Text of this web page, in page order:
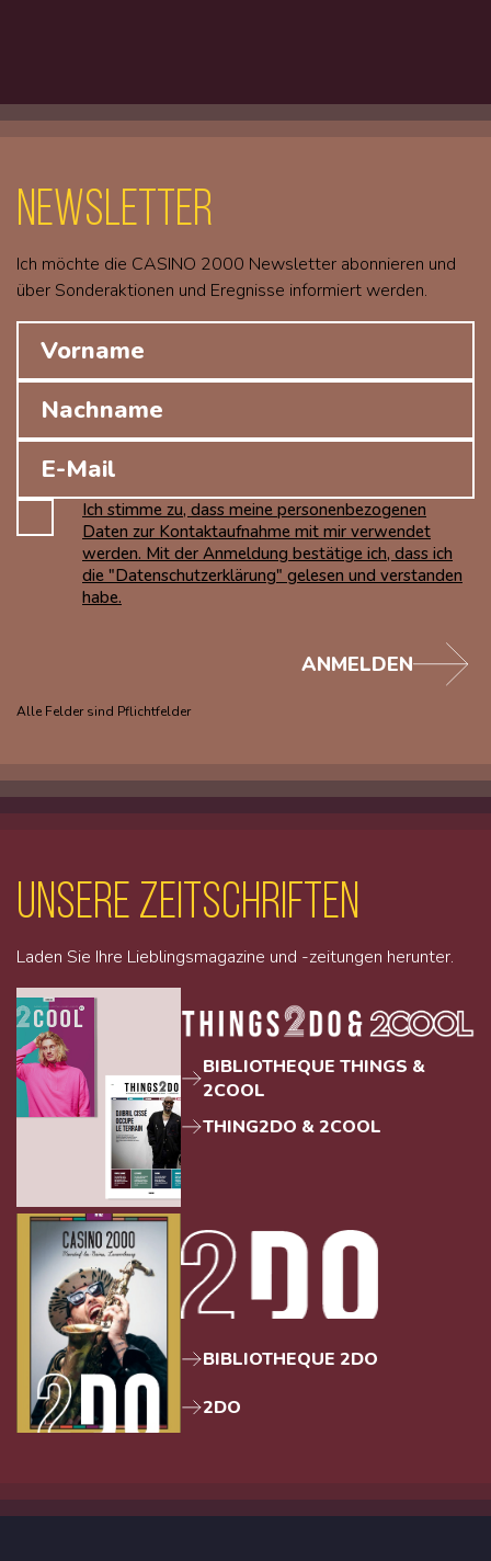
Newsletter
Ich möchte die CASINO 2000 Newsletter abonnieren und
über Sonderaktionen und Eregnisse informiert werden.
Ich stimme zu, dass meine personenbezogenen
Daten zur Kontaktaufnahme mit mir verwendet
werden. Mit der Anmeldung bestätige ich, dass ich
die "Datenschutzerklärung" gelesen und verstanden
habe.
Alle Felder sind Pflichtfelder
ANMELDEN
unsere Zeitschriften
Laden Sie Ihre Lieblingsmagazine und -zeitungen herunter.
BIBLIOTHEQUE THINGS &
2COOL
THING2DO & 2COOL
BIBLIOTHEQUE 2DO
2DO